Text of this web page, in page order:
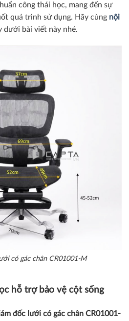
công thái học, mang đến sự
quá trình sử dụng. Hãy cùng nội
dưới bài viết này nhé.
có gác chân CR01001-M
hỗ trợ bảo vệ cột sống
đốc lưới có gác chân CR01001-